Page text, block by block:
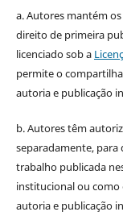
a. Autores mantém
direito de primeira
licenciado sob a
permite o
autoria e publicação
b. Autores têm
separadamente, para
trabalho publicada
institucional ou
autoria e publicação